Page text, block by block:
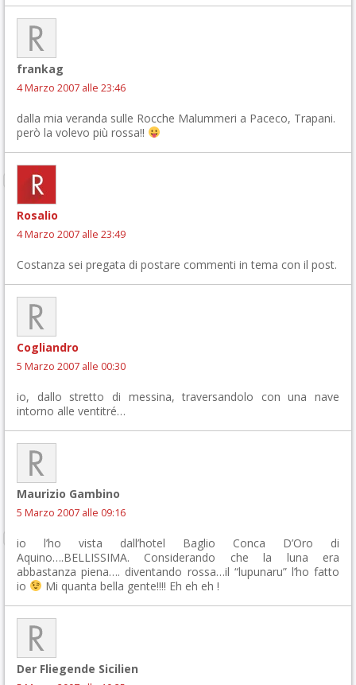
frankag
4 Marzo 2007 alle 23:46
dalla mia veranda sulle Rocche Malummeri a Paceco, Trapani.
però la volevo più rossa!!
Rosalio
4 Marzo 2007 alle 23:49
Costanza sei pregata di postare commenti in tema con il post.
Cogliandro
5 Marzo 2007 alle 00:30
io, dallo stretto di messina, traversandolo con una nave
intorno alle ventitré…
Maurizio Gambino
5 Marzo 2007 alle 09:16
io l’ho vista dall’hotel Baglio Conca D’Oro di
Aquino….BELLISSIMA. Considerando che la luna era
abbastanza piena…. diventando rossa…il “lupunaru” l’ho fatto
io
Mi quanta bella gente!!!! Eh eh eh !
Der Fliegende Sicilien